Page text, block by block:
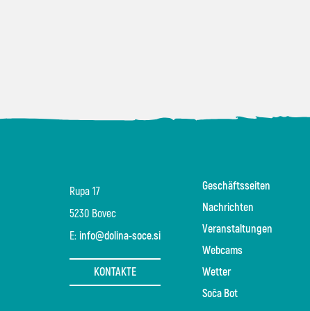
Rupa 17
5230 Bovec
E: info@dolina-soce.si
KONTAKTE
Geschäftsseiten
Nachrichten
Veranstaltungen
Webcams
Wetter
Soča Bot